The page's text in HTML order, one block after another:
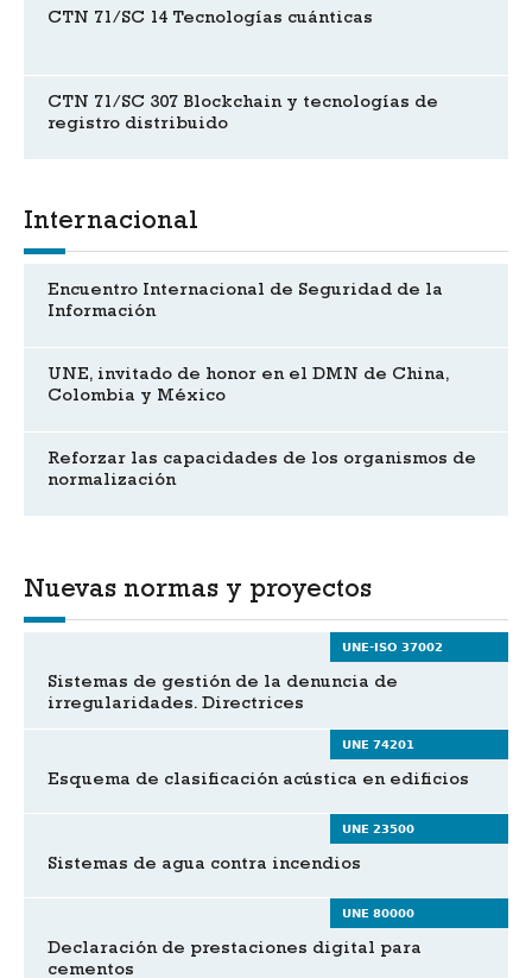
CTN 71/SC 14 Tecnologías cuánticas
CTN 71/SC 307 Blockchain y tecnologías de
registro distribuido
Internacional
Encuentro Internacional de Seguridad de la
Información
UNE, invitado de honor en el DMN de China,
Colombia y México
Reforzar las capacidades de los organismos de
normalización
Nuevas normas y proyectos
UNE-ISO 37002
Sistemas de gestión de la denuncia de
irregularidades. Directrices
UNE 74201
Esquema de clasificación acústica en edificios
UNE 23500
Sistemas de agua contra incendios
UNE 80000
Declaración de prestaciones digital para
cementos